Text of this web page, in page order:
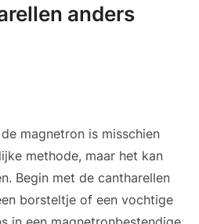
anders
magnetron is misschien
methode, maar het kan
Begin met de cantharellen
borsteltje of een vochtige